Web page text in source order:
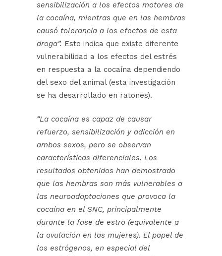
sensibilización a los efectos motores de
la cocaína, mientras que en las hembras
causó tolerancia a los efectos de esta
droga”. Esto indica que existe diferente
vulnerabilidad a los efectos del estrés
en respuesta a la cocaína dependiendo
del sexo del animal (esta investigación
se ha desarrollado en ratones).
“La cocaína es capaz de causar
refuerzo, sensibilización y adicción en
ambos sexos, pero se observan
características diferenciales. Los
resultados obtenidos han demostrado
que las hembras son más vulnerables a
las neuroadaptaciones que provoca la
cocaína en el SNC, principalmente
durante la fase de estro (equivalente a
la ovulación en las mujeres). El papel de
los estrógenos, en especial del